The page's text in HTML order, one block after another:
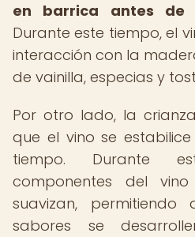
en barrica antes de
Durante este tiempo, el
interacción con la
de vainilla, especias y
Por otro lado, la
que el vino se
tiempo. Durante
componentes del
suavizan,
sabores se